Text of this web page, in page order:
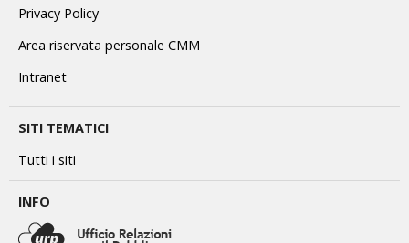
Privacy Policy
Area riservata personale CMM
Intranet
SITI TEMATICI
Tutti i siti
INFO